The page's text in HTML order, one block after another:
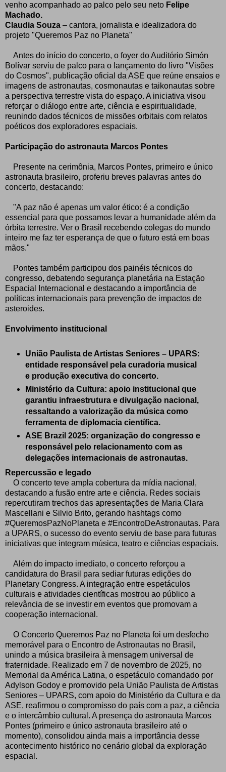
venho acompanhado ao palco pelo seu neto Felipe
Machado.
Claudia Souza – cantora, jornalista e idealizadora do
projeto "Queremos Paz no Planeta"
Antes do início do concerto, o foyer do Auditório Simón
Bolívar serviu de palco para o lançamento do livro "Visões
do Cosmos", publicação oficial da ASE que reúne ensaios e
imagens de astronautas, cosmonautas e taikonautas sobre
a perspectiva terrestre vista do espaço. A iniciativa visou
reforçar o diálogo entre arte, ciência e espiritualidade,
reunindo dados técnicos de missões orbitais com relatos
poéticos dos exploradores espaciais.
Participação do astronauta Marcos Pontes
Presente na cerimônia, Marcos Pontes, primeiro e único
astronauta brasileiro, proferiu breves palavras antes do
concerto, destacando:
"A paz não é apenas um valor ético: é a condição
essencial para que possamos levar a humanidade além da
órbita terrestre. Ver o Brasil recebendo colegas do mundo
inteiro me faz ter esperança de que o futuro está em boas
mãos."
Pontes também participou dos painéis técnicos do
congresso, debatendo segurança planetária na Estação
Espacial Internacional e destacando a importância de
políticas internacionais para prevenção de impactos de
asteroides.
Envolvimento institucional
União Paulista de Artistas Seniores – UPARS:
entidade responsável pela curadoria musical
e produção executiva do concerto.
Ministério da Cultura: apoio institucional que
garantiu infraestrutura e divulgação nacional,
ressaltando a valorização da música como
ferramenta de diplomacia científica.
ASE Brazil 2025: organização do congresso e
responsável pelo relacionamento com as
delegações internacionais de astronautas.
Repercussão e legado
O concerto teve ampla cobertura da mídia nacional,
destacando a fusão entre arte e ciência. Redes sociais
repercutiram trechos das apresentações de Maria Clara
Mascellani e Silvio Brito, gerando hashtags como
#QueremosPazNoPlaneta e #EncontroDeAstronautas. Para
a UPARS, o sucesso do evento serviu de base para futuras
iniciativas que integram música, teatro e ciências espaciais.
Além do impacto imediato, o concerto reforçou a
candidatura do Brasil para sediar futuras edições do
Planetary Congress. A integração entre espetáculos
culturais e atividades científicas mostrou ao público a
relevância de se investir em eventos que promovam a
cooperação internacional.
O Concerto Queremos Paz no Planeta foi um desfecho
memorável para o Encontro de Astronautas no Brasil,
unindo a música brasileira à mensagem universal de
fraternidade. Realizado em 7 de novembro de 2025, no
Memorial da América Latina, o espetáculo comandado por
Adylson Godoy e promovido pela União Paulista de Artistas
Seniores – UPARS, com apoio do Ministério da Cultura e da
ASE, reafirmou o compromisso do país com a paz, a ciência
e o intercâmbio cultural. A presença do astronauta Marcos
Pontes (primeiro e único astronauta brasileiro até o
momento), consolidou ainda mais a importância desse
acontecimento histórico no cenário global da exploração
espacial.